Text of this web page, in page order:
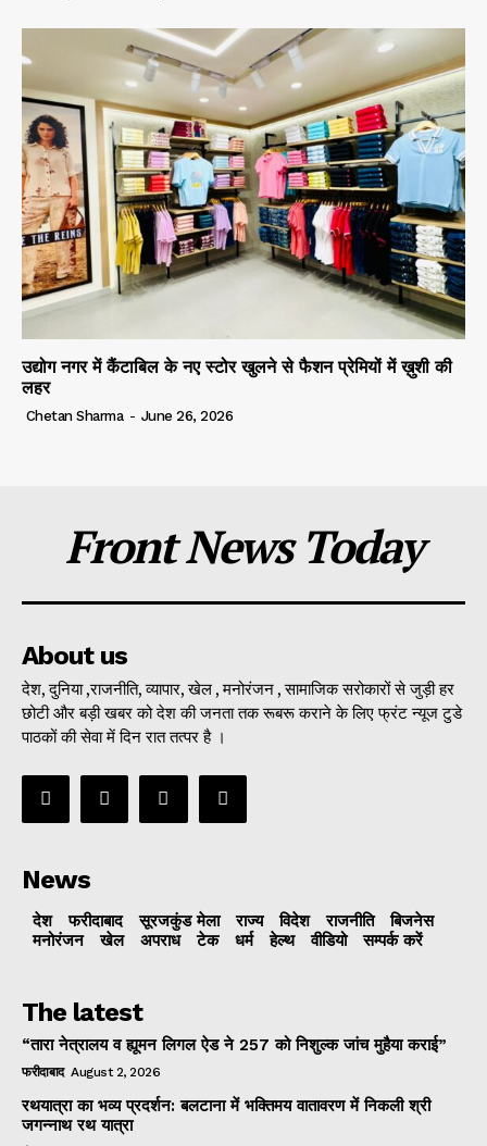
उद्योग नगर में कैंटाबिल के नए स्टोर खुलने से फैशन प्रेमियों में ख़ुशी की
लहर
Chetan Sharma - June 26, 2026
Front News Today
About us
देश, दुनिया ,राजनीति, व्यापार, खेल , मनोरंजन , सामाजिक सरोकारों से जुड़ी हर
छोटी और बड़ी खबर को देश की जनता तक रूबरू कराने के लिए फ्रंट न्यूज टुडे
पाठकों की सेवा में दिन रात तत्पर है ।
News
देश फरीदाबाद सूरजकुंड मेला राज्‍य विदेश राजनीति
बिजनेस
मनोरंजन
खेल अपराध टेक धर्म हेल्थ वीडियो सम्पर्क करें
The latest
“तारा नेत्रालय व ह्यूमन लिगल ऐड ने 257 को निशुल्क जांच मुहैया कराई”
फरीदाबाद August 2, 2026
रथयात्रा का भव्य प्रदर्शन: बलटाना में भक्तिमय वातावरण में निकली श्री
जगन्नाथ रथ यात्रा